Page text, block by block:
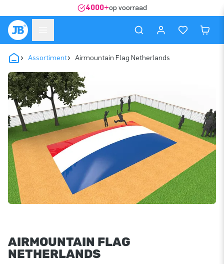
4000+op voorraad
Assortiment Airmountain Flag Netherlands
AIRMOUNTAIN FLAG
NETHERLANDS